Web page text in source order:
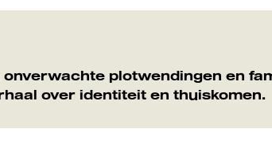
onverwachte plotwendingen en
over identiteit en thuiskomen.